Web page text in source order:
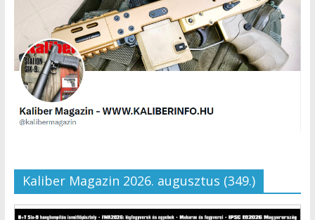
Kaliber Magazin 2026. augusztus (349.)